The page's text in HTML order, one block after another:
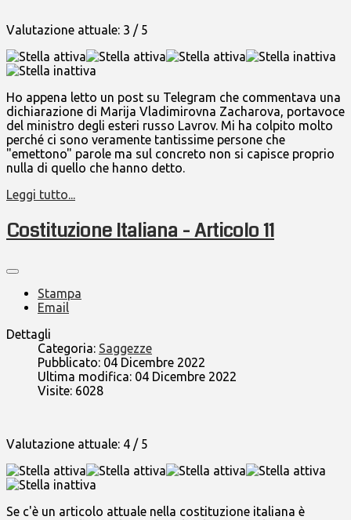
Valutazione attuale: 3 / 5
Ho appena letto un post su Telegram che commentava una
dichiarazione di Marija Vladimirovna Zacharova, portavoce
del ministro degli esteri russo Lavrov. Mi ha colpito molto
perché ci sono veramente tantissime persone che
"emettono" parole ma sul concreto non si capisce proprio
nulla di quello che hanno detto.
Leggi tutto...
Costituzione Italiana - Articolo 11
Stampa
Email
Dettagli
Categoria: Saggezze
Pubblicato: 04 Dicembre 2022
Ultima modifica: 04 Dicembre 2022
Visite: 6028
Valutazione attuale: 4 / 5
Se c'è un articolo attuale nella costituzione italiana è